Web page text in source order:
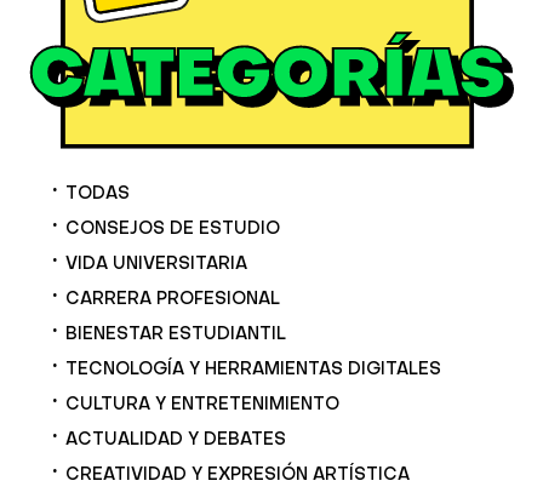
TODAS
CONSEJOS DE ESTUDIO
VIDA UNIVERSITARIA
CARRERA PROFESIONAL
BIENESTAR ESTUDIANTIL
TECNOLOGÍA Y HERRAMIENTAS DIGITALES
CULTURA Y ENTRETENIMIENTO
ACTUALIDAD Y DEBATES
CREATIVIDAD Y EXPRESIÓN ARTÍSTICA